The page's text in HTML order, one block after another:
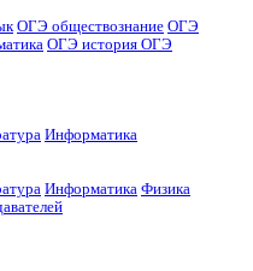
ОГЭ обществознание ОГЭ
ОГЭ история ОГЭ
Информатика
Информатика Физика